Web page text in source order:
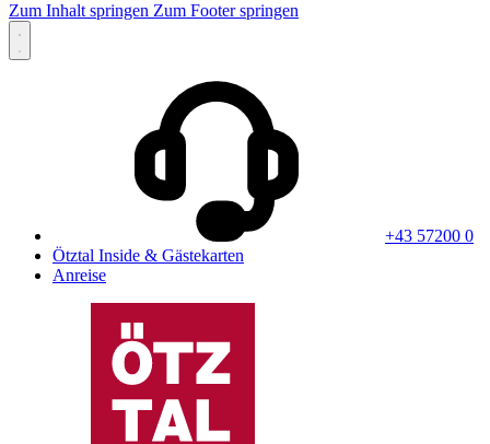
Zum Inhalt springen Zum Footer springen
+43 57200 0
Ötztal Inside & Gästekarten
Anreise